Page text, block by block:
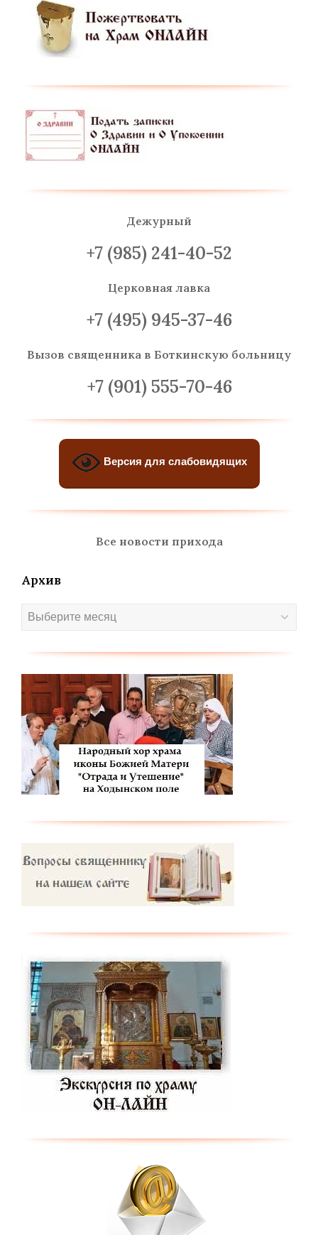
Дежурный
+7 (985) 241-40-52
Церковная лавка
+7 (495) 945-37-46
Вызов священника в Боткинскую больницу
+7 (901) 555-70-46
Версия для слабовидящих
Все новости прихода
Архив
Архив